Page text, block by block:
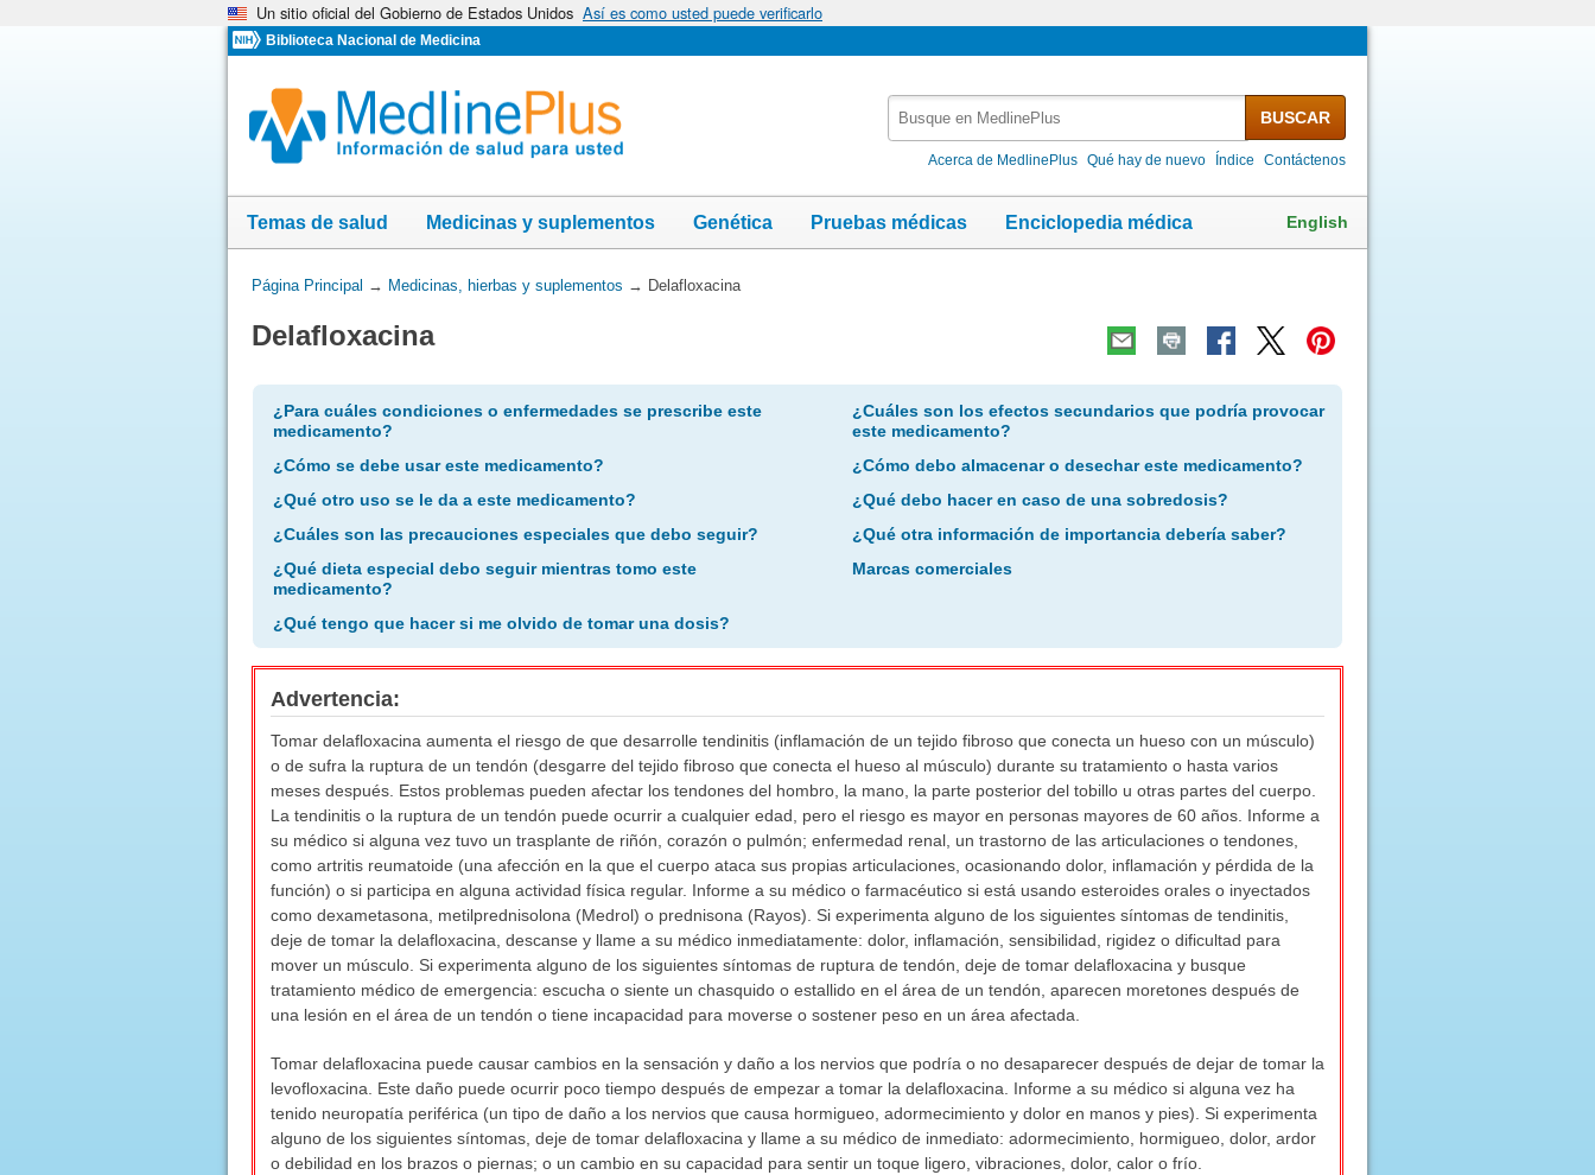
Un sitio oficial del Gobierno de Estados Unidos Así es como usted puede verificarlo
Biblioteca Nacional de Medicina
MedlinePlus
BUSCAR
Acerca de MedlinePlus Qué hay de nuevo Índice Contáctenos
Temas de salud Medicinas y suplementos Genética Pruebas médicas Enciclopedia médica English
Usted
aquí:
Página Principal → Medicinas, hierbas y suplementos → Delafloxacina
Delafloxacina
¿Para cuáles condiciones o enfermedades se prescribe este
medicamento?
¿Cómo se debe usar este medicamento?
¿Qué otro uso se le da a este medicamento?
¿Cuáles son las precauciones especiales que debo seguir?
¿Qué dieta especial debo seguir mientras tomo este
medicamento?
¿Qué tengo que hacer si me olvido de tomar una dosis?
¿Cuáles son los efectos secundarios que podría provocar
este medicamento?
¿Cómo debo almacenar o desechar este medicamento?
¿Qué debo hacer en caso de una sobredosis?
¿Qué otra información de importancia debería saber?
Marcas comerciales
Advertencia:
Tomar delafloxacina aumenta el riesgo de que desarrolle tendinitis (inflamación de un tejido fibroso que conecta un hueso con un músculo)
o de sufra la ruptura de un tendón (desgarre del tejido fibroso que conecta el hueso al músculo) durante su tratamiento o hasta varios
meses después. Estos problemas pueden afectar los tendones del hombro, la mano, la parte posterior del tobillo u otras partes del cuerpo.
La tendinitis o la ruptura de un tendón puede ocurrir a cualquier edad, pero el riesgo es mayor en personas mayores de 60 años. Informe a
su médico si alguna vez tuvo un trasplante de riñón, corazón o pulmón; enfermedad renal, un trastorno de las articulaciones o tendones,
como artritis reumatoide (una afección en la que el cuerpo ataca sus propias articulaciones, ocasionando dolor, inflamación y pérdida de la
función) o si participa en alguna actividad física regular. Informe a su médico o farmacéutico si está usando esteroides orales o inyectados
como dexametasona, metilprednisolona (Medrol) o prednisona (Rayos). Si experimenta alguno de los siguientes síntomas de tendinitis,
deje de tomar la delafloxacina, descanse y llame a su médico inmediatamente: dolor, inflamación, sensibilidad, rigidez o dificultad para
mover un músculo. Si experimenta alguno de los siguientes síntomas de ruptura de tendón, deje de tomar delafloxacina y busque
tratamiento médico de emergencia: escucha o siente un chasquido o estallido en el área de un tendón, aparecen moretones después de
una lesión en el área de un tendón o tiene incapacidad para moverse o sostener peso en un área afectada.
Tomar delafloxacina puede causar cambios en la sensación y daño a los nervios que podría o no desaparecer después de dejar de tomar la
levofloxacina. Este daño puede ocurrir poco tiempo después de empezar a tomar la delafloxacina. Informe a su médico si alguna vez ha
tenido neuropatía periférica (un tipo de daño a los nervios que causa hormigueo, adormecimiento y dolor en manos y pies). Si experimenta
alguno de los siguientes síntomas, deje de tomar delafloxacina y llame a su médico de inmediato: adormecimiento, hormigueo, dolor, ardor
o debilidad en los brazos o piernas; o un cambio en su capacidad para sentir un toque ligero, vibraciones, dolor, calor o frío.